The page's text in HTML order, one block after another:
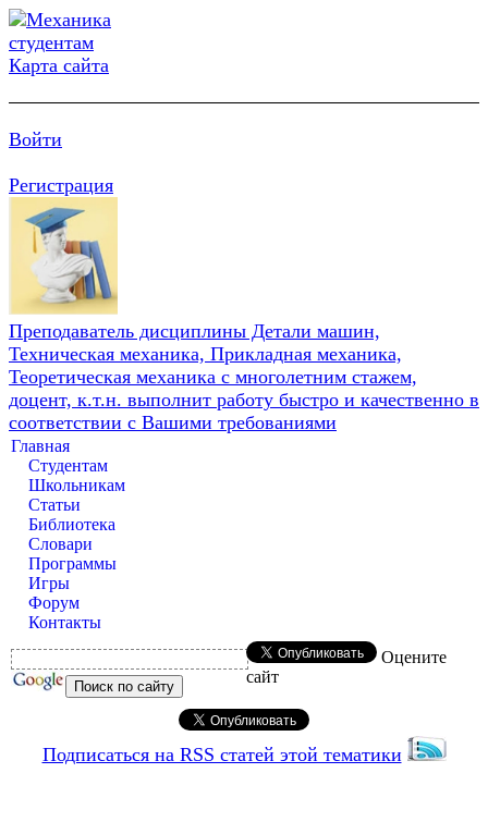
Карта сайта
Войти
Регистрация
Преподаватель дисциплины Детали машин,
Техническая механика, Прикладная механика,
Теоретическая механика с многолетним стажем,
доцент, к.т.н. выполнит работу быстро и качественно в
соответствии с Вашими требованиями
Главная
Студентам
Школьникам
Статьи
Библиотека
Словари
Программы
Игры
Форум
Контакты
Оцените
сайт
Подписаться на RSS статей этой тематики